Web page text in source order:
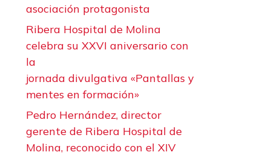
asociación protagonista
Ribera Hospital de Molina
celebra su XXVI aniversario con
la
jornada divulgativa «Pantallas y
mentes en formación»
Pedro Hernández, director
gerente de Ribera Hospital de
Molina, reconocido con el XIV